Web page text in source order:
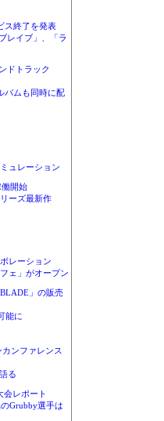
ス終了を発表
レイブ」、「ラ
ドトラック
バムも同時に配
ュレーション
働開始
ーズ最新作
レーション
ェ」がオープン
」の販売
能に
ンファレンス
る
会レポート
Grubby選手は